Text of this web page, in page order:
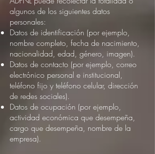
algunos de los siguientes datos
personales:
Datos de identificación (por ejemplo,
nombre completo, fecha de nacimiento,
nacionalidad, edad, género, imagen).
Datos de contacto (por ejemplo, correo
electrónico personal e institucional,
teléfono fijo y teléfono celular, dirección
de redes sociales).
Datos de ocupación (por ejemplo,
actividad económica que desempeña,
cargo que desempeña, nombre de la
empresa).